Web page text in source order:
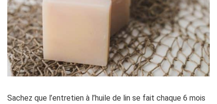
Sachez que l’entretien à l’huile de lin se fait chaque 6 mois